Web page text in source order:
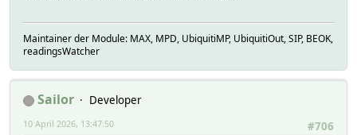
Maintainer der Module: MAX, MPD, UbiquitiMP, UbiquitiOut, SIP, BEOK,
readingsWatcher
Sailor
Developer
#706
10 April 2026, 13:47:50